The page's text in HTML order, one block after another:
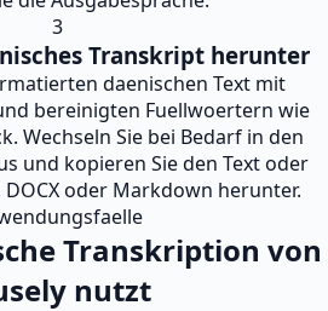
3
Transkript herunter
daenischen Text mit
bereinigten Fuellwoertern wie
Wechseln Sie bei Bedarf in den
und kopieren Sie den Text oder
DOCX oder Markdown herunter.
Transkription von
nutzt